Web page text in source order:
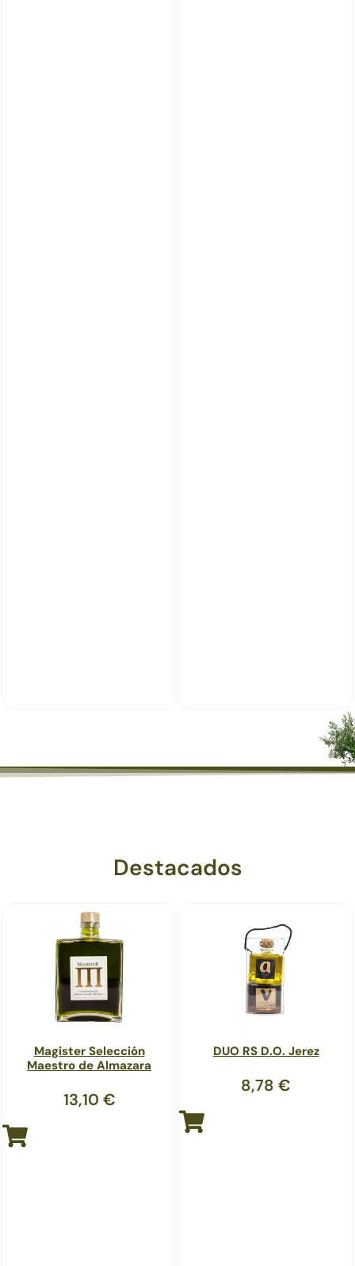
Destacados
Magister Selección
Maestro de Almazara
13,10 €
DUO RS D.O. Jerez
8,78 €